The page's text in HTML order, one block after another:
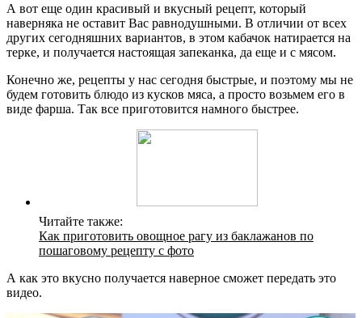
А вот еще один красивый и вкусный рецепт, который
наверняка не оставит Вас равнодушными. В отличии от всех
других сегодняшних вариантов, в этом кабачок натирается на
терке, и получается настоящая запеканка, да еще и с мясом.
Конечно же, рецепты у нас сегодня быстрые, и поэтому мы не
будем готовить блюдо из кусков мяса, а просто возьмем его в
виде фарша. Так все приготовится намного быстрее.
Читайте также:
Как приготовить овощное рагу из баклажанов по
пошаговому рецепту с фото
А как это вкусно получается наверное сможет передать это
видео.